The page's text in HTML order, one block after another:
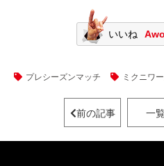
いいね
プレシーズンマッチ ミクニワ
前の記事 一